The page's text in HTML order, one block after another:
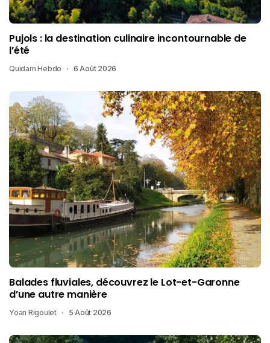
Pujols : la destination culinaire incontournable de
l’été
Quidam Hebdo 6 Août 2026
Balades fluviales, découvrez le Lot-et-Garonne
d’une autre manière
Yoan Rigoulet 5 Août 2026